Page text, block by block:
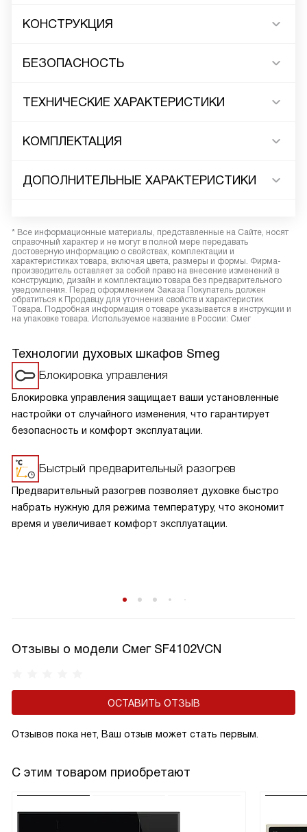
КОНСТРУКЦИЯ
БЕЗОПАСНОСТЬ
ТЕХНИЧЕСКИЕ ХАРАКТЕРИСТИКИ
КОМПЛЕКТАЦИЯ
ДОПОЛНИТЕЛЬНЫЕ ХАРАКТЕРИСТИКИ
* Все информационные материалы, представленные на Сайте, носят
справочный характер и не могут в полной мере передавать
достоверную информацию о свойствах, комплектации и
характеристиках товара, включая цвета, размеры и формы. Фирма-
производитель оставляет за собой право на внесение изменений в
конструкцию, дизайн и комплектацию товара без предварительного
уведомления. Перед оформлением Заказа Покупатель должен
обратиться к Продавцу для уточнения свойств и характеристик
Товара. Подробная информация о товаре указывается в инструкции и
на упаковке товара. Используемое название в России: Смег
Технологии духовых шкафов Smeg
Блокировка управления
Блокировка управления защищает ваши установленные
настройки от случайного изменения, что гарантирует
безопасность и комфорт эксплуатации.
Быстрый предварительный разогрев
Предварительный разогрев позволяет духовке быстро
набрать нужную для режима температуру, что экономит
время и увеличивает комфорт эксплуатации.
Отзывы о модели Смег SF4102VCN
ОСТАВИТЬ ОТЗЫВ
Отзывов пока нет, Ваш отзыв может стать первым.
С этим товаром приобретают